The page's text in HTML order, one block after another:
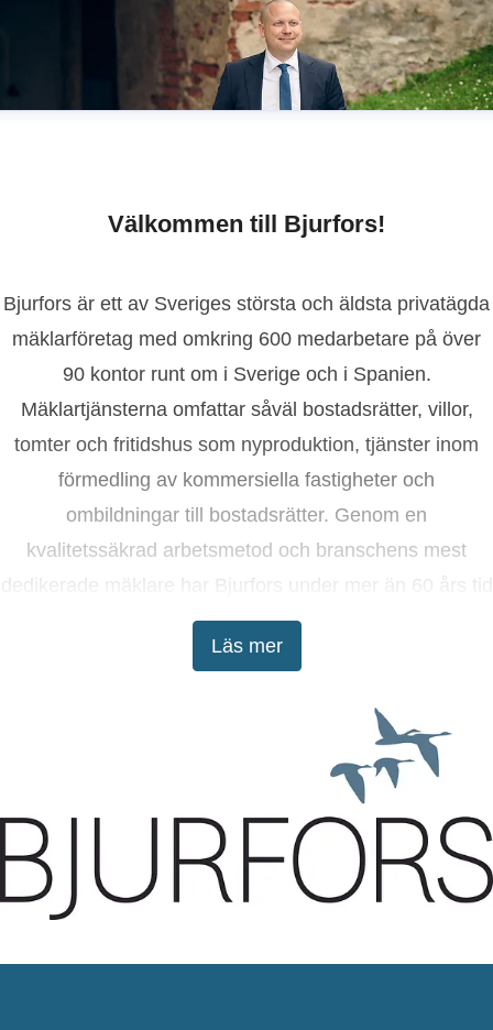
Välkommen till Bjurfors!
Läs mer
Bjurfors är ett av Sveriges största och äldsta privatägda
mäklarföretag med omkring 600 medarbetare på över
90 kontor runt om i Sverige och i Spanien.
Mäklartjänsterna omfattar såväl bostadsrätter, villor,
tomter och fritidshus som nyproduktion, tjänster inom
förmedling av kommersiella fastigheter och
ombildningar till bostadsrätter. Genom en
kvalitetssäkrad arbetsmetod och branschens mest
dedikerade mäklare har Bjurfors under mer än 60 års tid
tagit kunderna till lyckade bostadsaffärer.